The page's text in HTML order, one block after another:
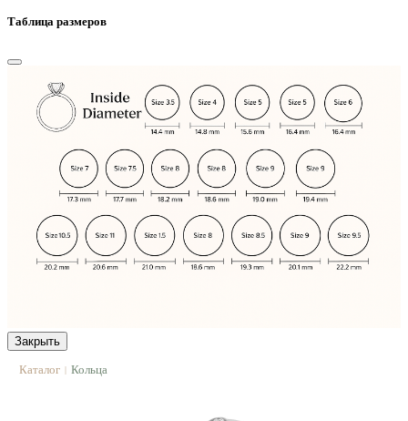
Таблица размеров
Закрыть
Каталог | Кольца